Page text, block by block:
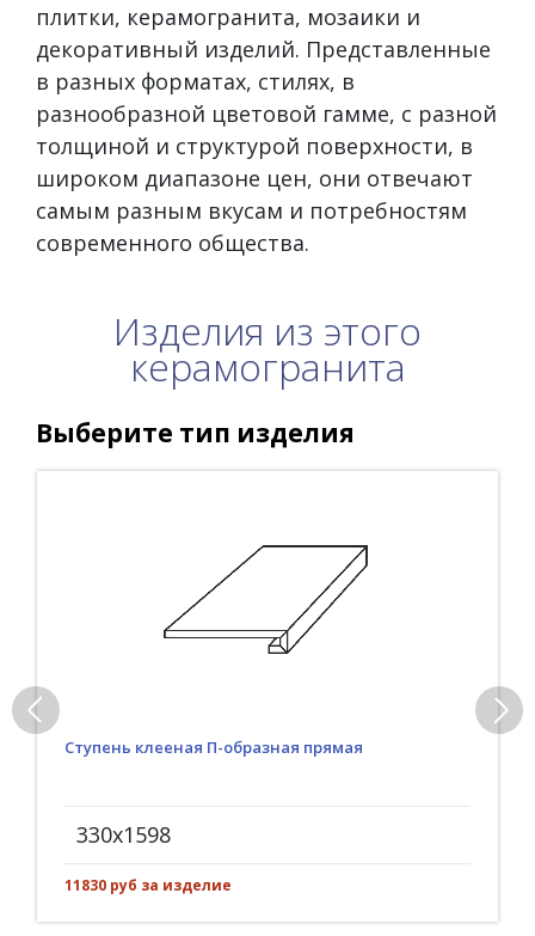
плитки, керамогранита, мозаики и
декоративный изделий. Представленные
в разных форматах, стилях, в
разнообразной цветовой гамме, с разной
толщиной и структурой поверхности, в
широком диапазоне цен, они отвечают
самым разным вкусам и потребностям
современного общества.
Изделия из этого
керамогранита
Выберите тип изделия
Ступень клееная П-образная прямая
330x1598
11830 руб за изделие